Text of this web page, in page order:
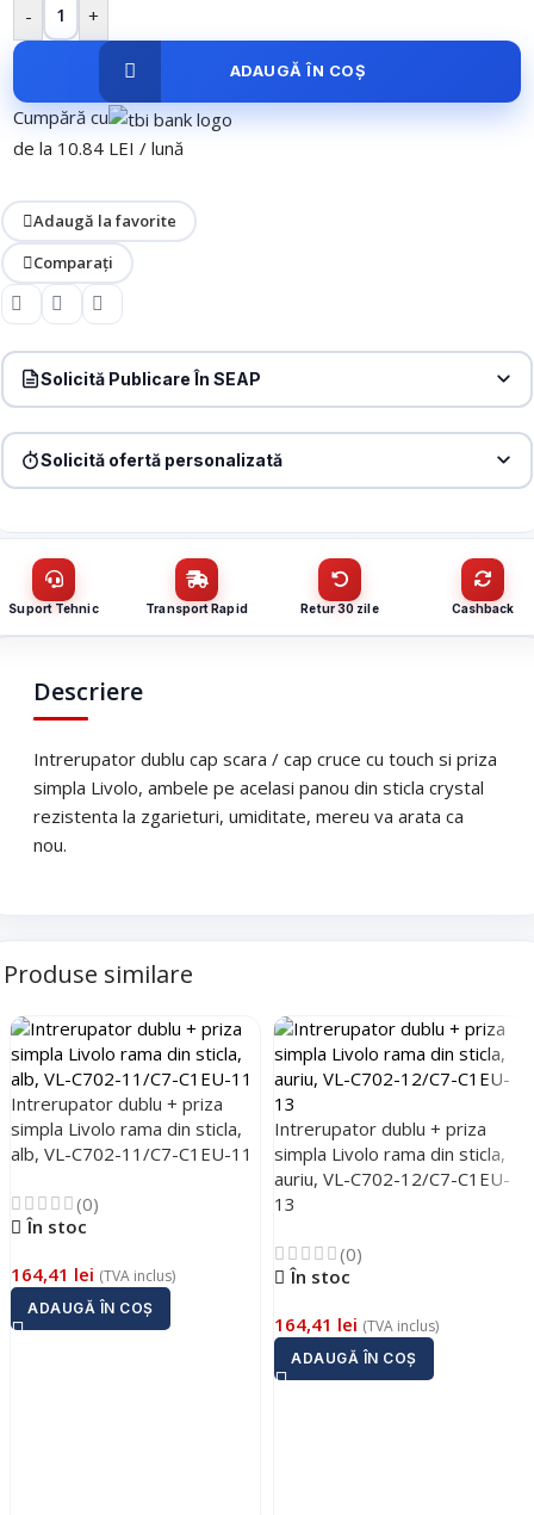
- +
ADAUGĂ ÎN COȘ
Cumpără cu
de la 10.84 LEI / lună
Adaugă la favorite
Comparați
Solicită Publicare În SEAP
CUI
Telefon*
Solicită ofertă personalizată
Nume / firmă
Email
Telefon
Cerințele tale (proiect, buget, termen, alte produse)
Trimite solicitarea
Suport Tehnic Transport Rapid Retur 30 zile Cashback
Descriere
Intrerupator dublu cap scara / cap cruce cu touch si priza
simpla Livolo, ambele pe acelasi panou din sticla crystal
rezistenta la zgarieturi, umiditate, mereu va arata ca
nou.
Produse similare
Intrerupator dublu + priza
simpla Livolo rama din sticla,
alb, VL-C702-11/C7-C1EU-11
(0)
În stoc
164,41 lei (TVA inclus)
ADAUGĂ ÎN COȘ
Intrerupator dublu + priza
simpla Livolo rama din sticla,
auriu, VL-C702-12/C7-C1EU-
13
(0)
În stoc
164,41 lei (TVA inclus)
ADAUGĂ ÎN COȘ